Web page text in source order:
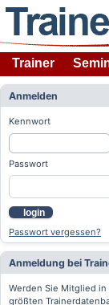
Trainer
Anmelden
Kennwort
Passwort
login
Passwort vergessen?
Anmeldung bei
Werden Sie Mitglied
größten